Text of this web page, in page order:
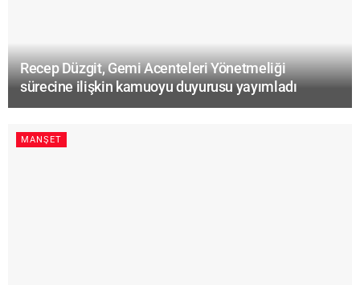
Recep Düzgit, Gemi Acenteleri Yönetmeliği
sürecine ilişkin kamuoyu duyurusu yayımladı
MANŞET